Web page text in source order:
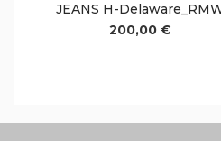
JEANS H-
200,00 €